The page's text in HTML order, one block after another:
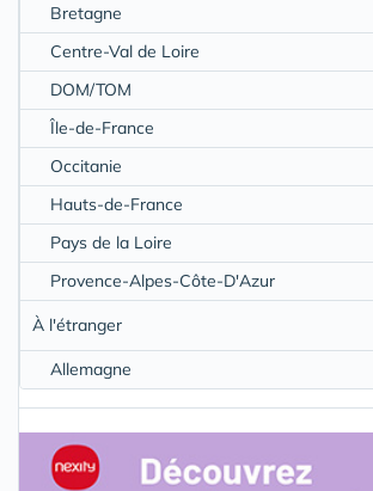
Bretagne
Centre-Val de Loire
DOM/TOM
Île-de-France
Occitanie
Hauts-de-France
Pays de la Loire
Provence-Alpes-Côte-D'Azur
À l'étranger
Allemagne